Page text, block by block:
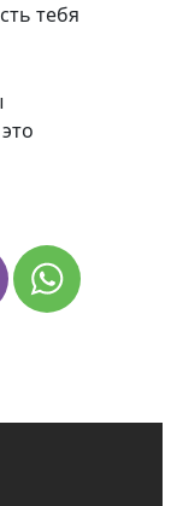
тебя